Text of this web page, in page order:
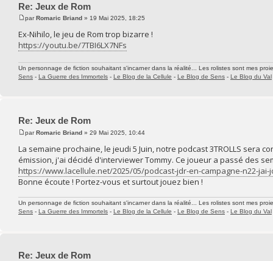
Re: Jeux de Rom
parRomaric Briand » 19 Mai 2025, 18:25
Ex-Nihilo, le jeu de Rom trop bizarre !
https://youtu.be/7TBI6LX7NFs
Un personnage de fiction souhaitant s'incarner dans la réalité... Les rolistes sont mes
Sens - La Guerre des Immortels - Le Blog de la Cellule - Le Blog de Sens - Le Blog du Val
Re: Jeux de Rom
parRomaric Briand » 29 Mai 2025, 10:44
La semaine prochaine, le jeudi 5 Juin, notre podcast 3TROLLS sera
émission, j'ai décidé d'interviewer Tommy. Ce joueur a passé des
https://www.lacellule.net/2025/05/podcast-jdr-en-campagne-n22-jai-
Bonne écoute ! Portez-vous et surtout jouez bien !
Un personnage de fiction souhaitant s'incarner dans la réalité... Les rolistes sont mes
Sens - La Guerre des Immortels - Le Blog de la Cellule - Le Blog de Sens - Le Blog du Val
Re: Jeux de Rom